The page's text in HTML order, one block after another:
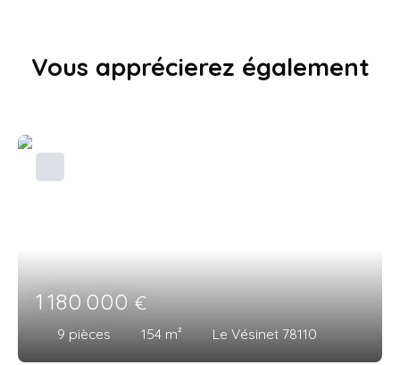
Vous apprécierez également
1 180 000€
9 pièces 154 m² Le Vésinet 78110